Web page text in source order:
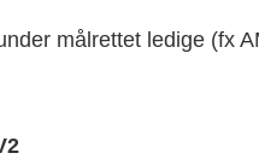
målrettet ledige (fx